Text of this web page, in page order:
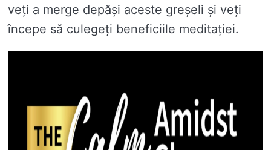
veți a merge depăși aceste greșeli și veți
începe să culegeți beneficiile meditației.